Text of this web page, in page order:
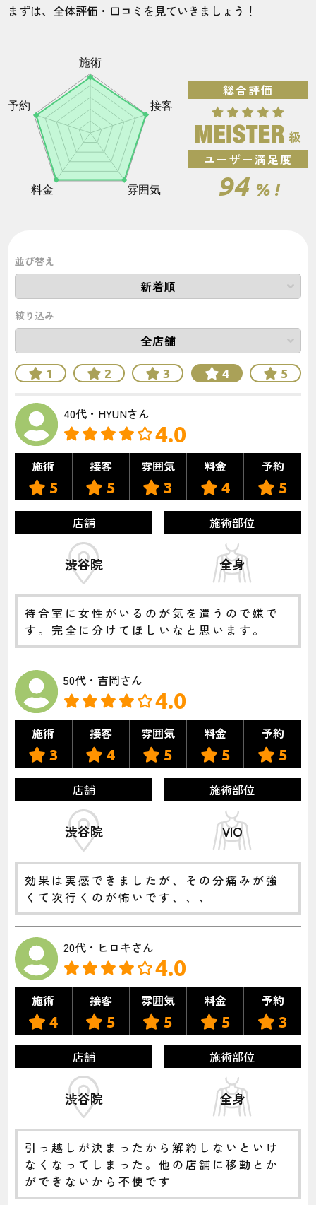
【結論】エミシアクリニックの脱毛は効果あり！
［まとめ］エミシアクリニックメンズがおすすめ
の人はどんな人？
他のメンズ医療脱毛クリニックの口コミ・評判が
知りたい方はこちら！！
まずは、全体評価・口コミを見ていきましょう！
総合評価
ユーザー満足度
94 % !
並び替え
絞り込み
1 2 3 4 5
40代・HYUNさん
4.0
施術
5
接客
5
雰囲気
3
料金
4
予約
5
店舗
渋谷院
施術部位
全身
待合室に女性がいるのが気を遣うので嫌で
す。完全に分けてほしいなと思います。
50代・吉岡さん
4.0
施術
3
接客
4
雰囲気
5
料金
5
予約
5
店舗
渋谷院
施術部位
VIO
効果は実感できましたが、その分痛みが強
くて次行くのが怖いです、、、
20代・ヒロキさん
4.0
施術
4
接客
5
雰囲気
5
料金
5
予約
3
店舗
渋谷院
施術部位
全身
引っ越しが決まったから解約しないといけ
なくなってしまった。他の店舗に移動とか
ができないから不便です